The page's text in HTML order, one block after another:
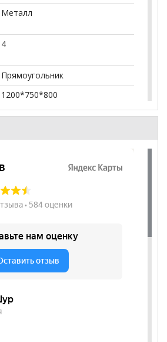
Металл
4
Прямоугольник
1200*750*800
Стол-раздвижной
Коричневый
1550*800
Да
Эко-стиль, Современный
Кухня